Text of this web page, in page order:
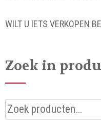
WILT U IETS VERKOPEN
Zoek in
Zoeken
naar: